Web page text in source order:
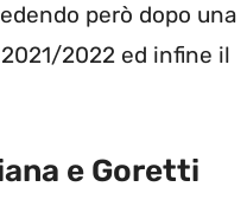
però dopo una
2022 ed infine il
e Goretti